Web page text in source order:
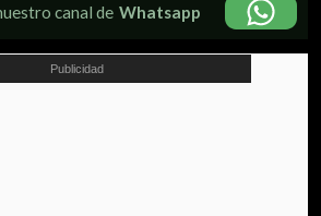
canal de Whatsapp